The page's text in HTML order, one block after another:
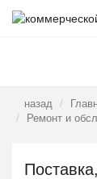
назад
Ремонт и